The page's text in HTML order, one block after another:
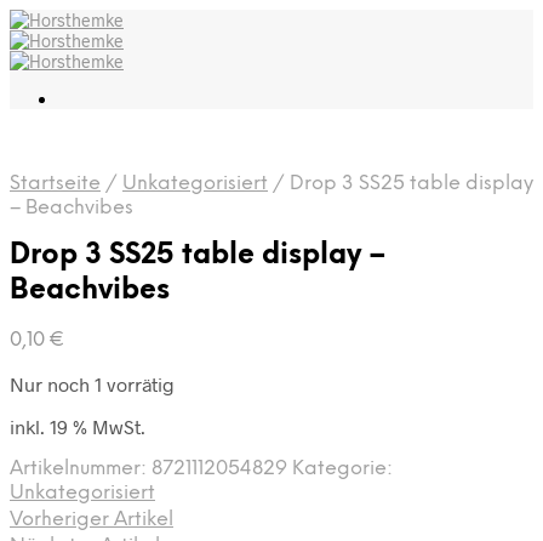
Startseite / Unkategorisiert / Drop 3 SS25 table display
– Beachvibes
Drop 3 SS25 table display –
Beachvibes
0,10 €
Nur noch 1 vorrätig
inkl. 19 % MwSt.
Artikelnummer: 8721112054829 Kategorie:
Unkategorisiert
Vorheriger Artikel